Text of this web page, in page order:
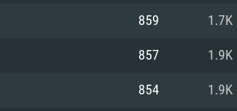
859 1.7K
857 1.9K
854 1.9K